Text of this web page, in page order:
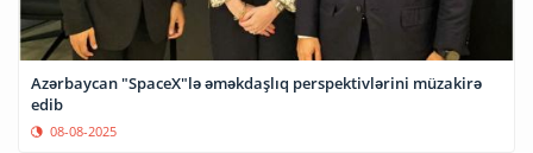
Azərbaycan "SpaceX"lə əməkdaşlıq perspektivlərini müzakirə
edib
08-08-2025